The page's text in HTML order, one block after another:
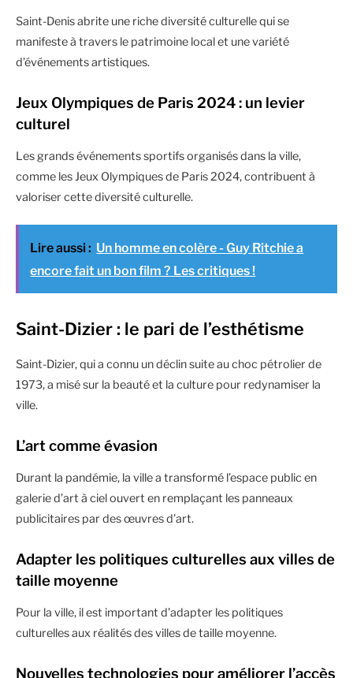
Saint-Denis abrite une riche diversité culturelle qui se
manifeste à travers le patrimoine local et une variété
d’événements artistiques.
Jeux Olympiques de Paris 2024 : un levier
culturel
Les grands événements sportifs organisés dans la ville,
comme les Jeux Olympiques de Paris 2024, contribuent à
valoriser cette diversité culturelle.
Lire aussi : Un homme en colère - Guy Ritchie a
encore fait un bon film ? Les critiques !
Saint-Dizier : le pari de l’esthétisme
Saint-Dizier, qui a connu un déclin suite au choc pétrolier de
1973, a misé sur la beauté et la culture pour redynamiser la
ville.
L’art comme évasion
Durant la pandémie, la ville a transformé l’espace public en
galerie d’art à ciel ouvert en remplaçant les panneaux
publicitaires par des œuvres d’art.
Adapter les politiques culturelles aux villes de
taille moyenne
Pour la ville, il est important d’adapter les politiques
culturelles aux réalités des villes de taille moyenne.
Nouvelles technologies pour améliorer l’accès